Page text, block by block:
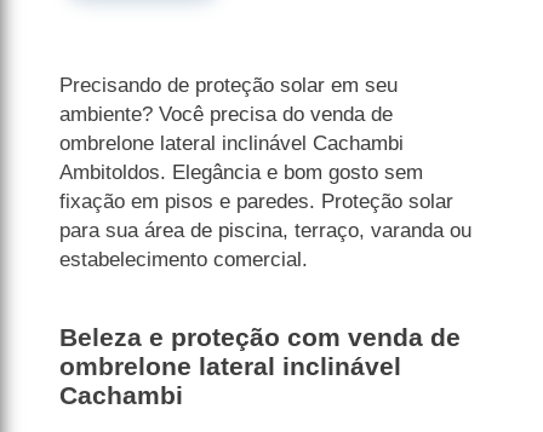
Precisando de proteção solar em seu
ambiente? Você precisa do venda de
ombrelone lateral inclinável Cachambi
Ambitoldos. Elegância e bom gosto sem
fixação em pisos e paredes. Proteção solar
para sua área de piscina, terraço, varanda ou
estabelecimento comercial.
Beleza e proteção com venda de
ombrelone lateral inclinável
Cachambi